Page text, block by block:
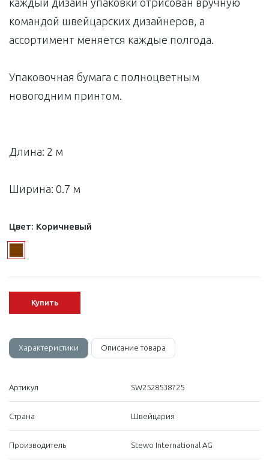
каждый дизайн упаковки отрисован вручную
командой швейцарских дизайнеров, а
ассортимент меняется каждые полгода.
Упаковочная бумага с полноцветным
новогодним принтом.
Длина: 2 м
Ширина: 0.7 м
Цвет: Коричневый
Купить
Характеристики Описание товара
Артикул SW2528538725
Страна Швейцария
Производитель Stewo International AG